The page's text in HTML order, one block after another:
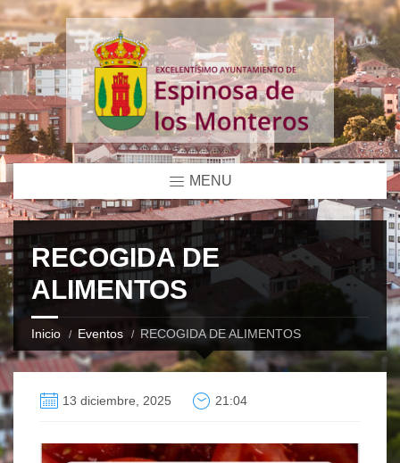
MENU
RECOGIDA DE
ALIMENTOS
Inicio Eventos RECOGIDA DE ALIMENTOS
13 diciembre, 2025 21:04